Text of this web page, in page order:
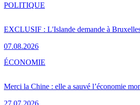
EXCLUSIF : L'Islande demande à
07.08.2026
POLITIQUE
Merci la Chine : elle a sauvé l’économie
27.07.2026
ÉCONOMIE